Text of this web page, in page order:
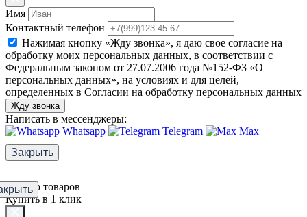
Имя
Контактный телефон
Нажимая кнопку «Жду звонка», я даю свое согласие на
обработку моих персональных данных, в соответствии с
Федеральным законом от 27.07.2006 года №152-ФЗ «О
персональных данных», на условиях и для целей,
определенных в Согласии на обработку персональных данных
Жду звонка
Написать в мессенджеры:
Whatsapp
Telegram
Max
Закрыть
Фильтр товаров
Купить в 1 клик